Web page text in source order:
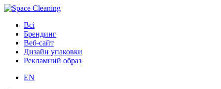
Всі
Брендинг
Веб-сайт
Дизайн упаковки
Рекламний образ
EN